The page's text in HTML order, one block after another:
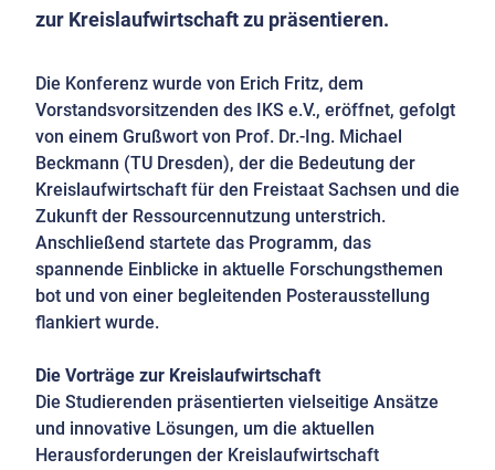
zur Kreislaufwirtschaft zu präsentieren.
Die Konferenz wurde von Erich Fritz, dem
Vorstandsvorsitzenden des IKS e.V., eröffnet, gefolgt
von einem Grußwort von Prof. Dr.-Ing. Michael
Beckmann (TU Dresden), der die Bedeutung der
Kreislaufwirtschaft für den Freistaat Sachsen und die
Zukunft der Ressourcennutzung unterstrich.
Anschließend startete das Programm, das
spannende Einblicke in aktuelle Forschungsthemen
bot und von einer begleitenden Posterausstellung
flankiert wurde.
Die Vorträge zur Kreislaufwirtschaft
Die Studierenden präsentierten vielseitige Ansätze
und innovative Lösungen, um die aktuellen
Herausforderungen der Kreislaufwirtschaft